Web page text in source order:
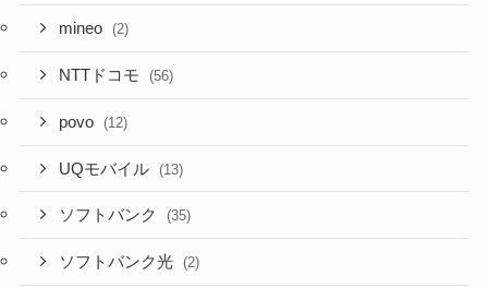
mineo (2)
NTTドコモ (56)
povo (12)
UQモバイル (13)
ソフトバンク (35)
ソフトバンク光 (2)